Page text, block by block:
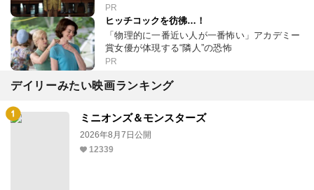
PR
ヒッチコックを彷彿…！
「物理的に一番近い人が一番怖い」アカデミー
賞女優が体現する“隣人”の恐怖
PR
デイリーみたい映画ランキング
ミニオンズ＆モンスターズ
2026年8月7日公開
12339